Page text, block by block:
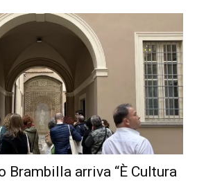
Brambilla arriva “È Cultura